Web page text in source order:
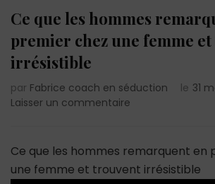
Ce que les hommes
premier chez une femme
irrésistible
par Fabrice coach en séduction le 31
Laisser un commentaire
les
hommes
remarquent
Ce que les hommes remarquent en
une femme et trouvent irrésistible